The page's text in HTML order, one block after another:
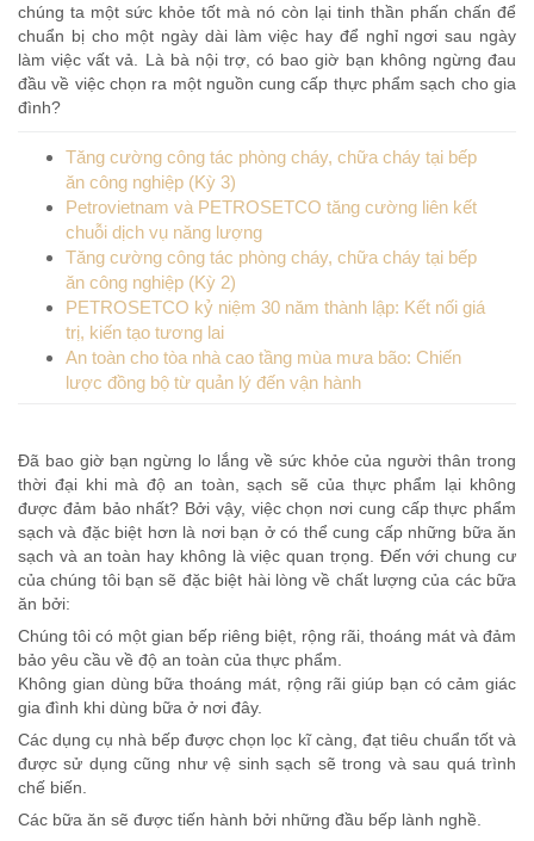
chúng ta một sức khỏe tốt mà nó còn lại tinh thần phấn chấn để
chuẩn bị cho một ngày dài làm việc hay để nghỉ ngơi sau ngày
làm việc vất vả. Là bà nội trợ, có bao giờ bạn không ngừng đau
đầu về việc chọn ra một nguồn cung cấp thực phẩm sạch cho gia
đình?
Tăng cường công tác phòng cháy, chữa cháy tại bếp
ăn công nghiệp (Kỳ 3)
Petrovietnam và PETROSETCO tăng cường liên kết
chuỗi dịch vụ năng lượng
Tăng cường công tác phòng cháy, chữa cháy tại bếp
ăn công nghiệp (Kỳ 2)
PETROSETCO kỷ niệm 30 năm thành lập: Kết nối giá
trị, kiến tạo tương lai
An toàn cho tòa nhà cao tầng mùa mưa bão: Chiến
lược đồng bộ từ quản lý đến vận hành
Đã bao giờ bạn ngừng lo lắng về sức khỏe của người thân trong
thời đại khi mà độ an toàn, sạch sẽ của thực phẩm lại không
được đảm bảo nhất? Bởi vậy, việc chọn nơi cung cấp thực phẩm
sạch và đặc biệt hơn là nơi bạn ở có thể cung cấp những bữa ăn
sạch và an toàn hay không là việc quan trọng. Đến với chung cư
của chúng tôi bạn sẽ đặc biệt hài lòng về chất lượng của các bữa
ăn bởi:
Chúng tôi có một gian bếp riêng biệt, rộng rãi, thoáng mát và đảm
bảo yêu cầu về độ an toàn của thực phẩm.
Không gian dùng bữa thoáng mát, rộng rãi giúp bạn có cảm giác
gia đình khi dùng bữa ở nơi đây.
Các dụng cụ nhà bếp được chọn lọc kĩ càng, đạt tiêu chuẩn tốt và
được sử dụng cũng như vệ sinh sạch sẽ trong và sau quá trình
chế biến.
Các bữa ăn sẽ được tiến hành bởi những đầu bếp lành nghề.